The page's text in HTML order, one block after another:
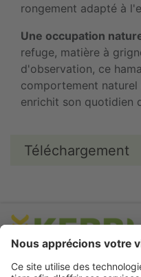
rongement adapté à
Une occupation
refuge, matière à
d'observation, ce
comportement
enrichit son quotidien
Téléchargement
Evènements